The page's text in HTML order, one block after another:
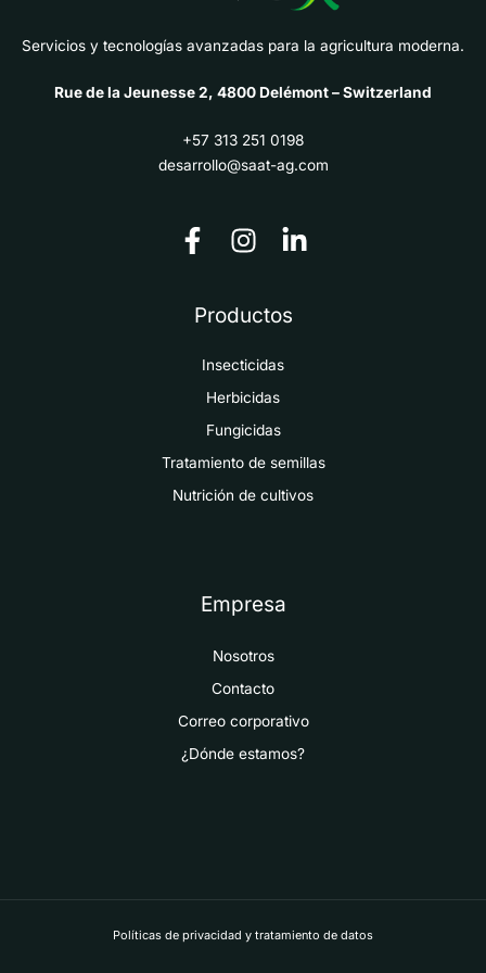
Servicios y tecnologías avanzadas para la agricultura moderna.
Rue de la Jeunesse 2, 4800 Delémont – Switzerland
+57 313 251 0198
desarrollo@saat-ag.com
Productos
Insecticidas
Herbicidas
Fungicidas
Tratamiento de semillas
Nutrición de cultivos
Empresa
Nosotros
Contacto
Correo corporativo
¿Dónde estamos?
Políticas de privacidad y tratamiento de datos